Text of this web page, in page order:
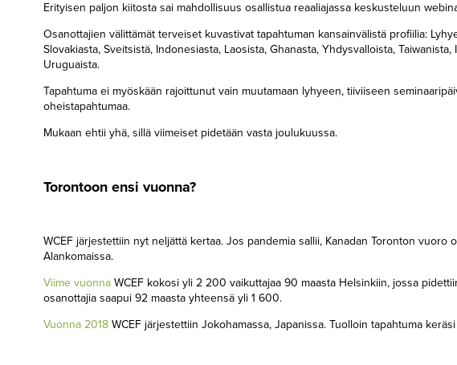
Erityisen paljon kiitosta sai mahdollisuus osallistua reaaliajassa keskusteluun
Osanottajien välittämät terveiset kuvastivat tapahtuman kansainvälistä profiilia:
Slovakiasta, Sveitsistä, Indonesiasta, Laosista, Ghanasta, Yhdysvalloista,
Uruguaista.
Tapahtuma ei myöskään rajoittunut vain muutamaan lyhyeen, tiiviiseen
oheistapahtumaa.
Mukaan ehtii yhä, sillä viimeiset pidetään vasta joulukuussa.
Torontoon ensi vuonna?
WCEF järjestettiin nyt neljättä kertaa. Jos pandemia sallii, Kanadan Toronton
Alankomaissa.
Viime vuonnaWCEF kokosi yli 2 200 vaikuttajaa 90 maasta Helsinkiin, jossa
osanottajia saapui 92 maasta yhteensä yli 1 600.
Vuonna 2018WCEF järjestettiin Jokohamassa, Japanissa. Tuolloin tapahtuma